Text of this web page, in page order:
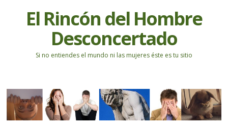
El Rincón del Hombre
Desconcertado
Si no entiendes el mundo ni las mujeres éste es tu sitio